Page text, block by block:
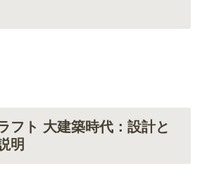
フト 大建築時代：設計と
明